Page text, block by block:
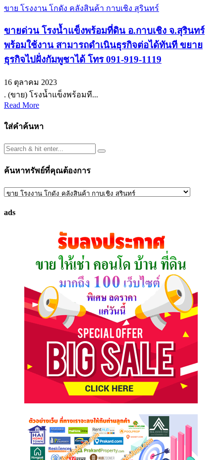
ขาย โรงงาน โกดัง คลังสินค้า กาบเชิง สุรินทร์
ขายด่วน โรงน้ำแข็งพร้อมที่ดิน อ.กาบเชิง จ.สุรินทร์
พร้อมใช้งาน สามารถดำเนินธุรกิจต่อได้ทันที ขยาย
ธุรกิจไปฝั่งกัมพูชาได้ โทร 091-919-1119
16 ตุลาคม 2023
. (ขาย) โรงน้ำแข็งพร้อมที...
Read More
ใส่คำค้นหา
ค้นหาทรัพย์ที่คุณต้องการ
ค้นหา
ที่
ads